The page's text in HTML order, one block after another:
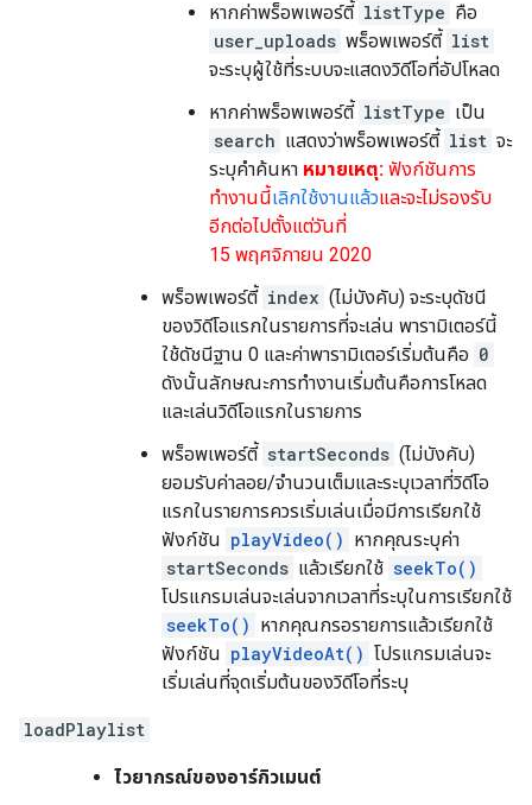
หากค่าพร็อพเพอร์ตี้ listType คือ
user_uploads พร็อพเพอร์ตี้ list
จะระบุผู้ใช้ที่ระบบจะแสดงวิดีโอที่อัปโหลด
หากค่าพร็อพเพอร์ตี้ listType เป็น
search แสดงว่าพร็อพเพอร์ตี้ list จะ
ระบุคำค้นหา หมายเหตุ: ฟังก์ชันการ
ทำงานนี้เลิกใช้งานแล้วและจะไม่รองรับ
อีกต่อไปตั้งแต่วันที่
15 พฤศจิกายน 2020
พร็อพเพอร์ตี้ index (ไม่บังคับ) จะระบุดัชนี
ของวิดีโอแรกในรายการที่จะเล่น พารามิเตอร์นี้
ใช้ดัชนีฐาน 0 และค่าพารามิเตอร์เริ่มต้นคือ 0
ดังนั้นลักษณะการทํางานเริ่มต้นคือการโหลด
และเล่นวิดีโอแรกในรายการ
พร็อพเพอร์ตี้ startSeconds (ไม่บังคับ)
ยอมรับค่าลอย/จำนวนเต็มและระบุเวลาที่วิดีโอ
แรกในรายการควรเริ่มเล่นเมื่อมีการเรียกใช้
ฟังก์ชัน playVideo() หากคุณระบุค่า
startSeconds แล้วเรียกใช้ seekTo()
โปรแกรมเล่นจะเล่นจากเวลาที่ระบุในการเรียกใช้
seekTo() หากคุณกรอรายการแล้วเรียกใช้
ฟังก์ชัน playVideoAt() โปรแกรมเล่นจะ
เริ่มเล่นที่จุดเริ่มต้นของวิดีโอที่ระบุ
loadPlaylist
ไวยากรณ์ของอาร์กิวเมนต์